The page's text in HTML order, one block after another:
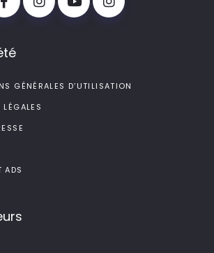
GÉNÉRALES D’UTILISATION
ADS